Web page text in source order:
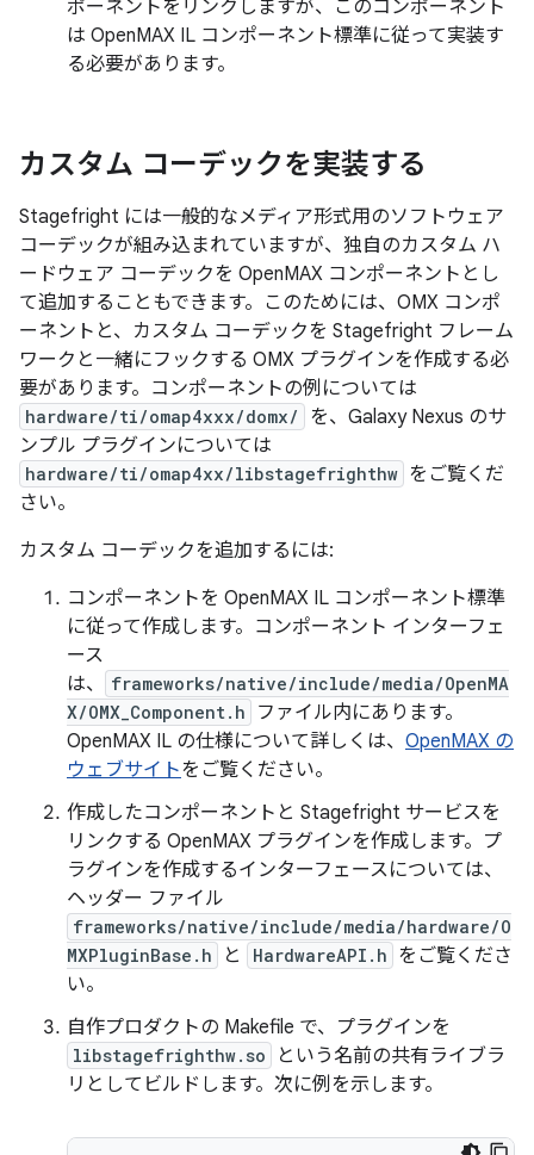
ポーネントをリンクしますが、このコンポーネント
は OpenMAX IL コンポーネント標準に従って実装す
る必要があります。
カスタム コーデックを実装する
Stagefright には一般的なメディア形式用のソフトウェア
コーデックが組み込まれていますが、独自のカスタム ハ
ードウェア コーデックを OpenMAX コンポーネントとし
て追加することもできます。このためには、OMX コンポ
ーネントと、カスタム コーデックを Stagefright フレーム
ワークと一緒にフックする OMX プラグインを作成する必
要があります。コンポーネントの例については
hardware/ti/omap4xxx/domx/
を、Galaxy Nexus のサ
ンプル プラグインについては
hardware/ti/omap4xx/libstagefrighthw をご覧くだ
さい。
カスタム コーデックを追加するには:
コンポーネントを OpenMAX IL コンポーネント標準
に従って作成します。コンポーネント インターフェ
ース
は、
frameworks/native/include/media/OpenMA
X/OMX_Component.h
ファイル内にあります。
OpenMAX IL の仕様について詳しくは、 OpenMAX の
ウェブサイトをご覧ください。
作成したコンポーネントと Stagefright サービスを
リンクする OpenMAX プラグインを作成します。プ
ラグインを作成するインターフェースについては、
ヘッダー ファイル
frameworks/native/include/media/hardware/O
MXPluginBase.h
と HardwareAPI.h をご覧くださ
い。
自作プロダクトの Makefile で、プラグインを
libstagefrighthw.so
という名前の共有ライブラ
リとしてビルドします。次に例を示します。